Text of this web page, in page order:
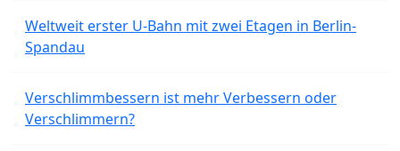
Weltweit erster U-Bahn mit zwei Etagen in Berlin-
Spandau
Verschlimmbessern ist mehr Verbessern oder
Verschlimmern?